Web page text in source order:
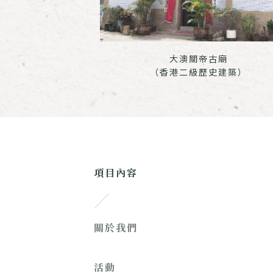
大澳關帝古廟
（香港二級歷史建築）
項目內容
關於我們
活動